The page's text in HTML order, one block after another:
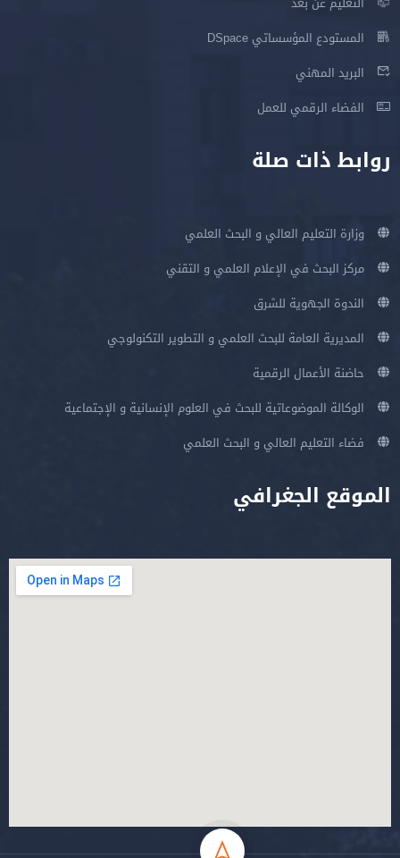
المستودع المؤسساتي DSpace
البريد المهني
الفضاء الرقمي للعمل
روابط ذات صلة
وزارة التعليم العالي و البحث العلمي
مركز البحث في الإعلام العلمي و التقني
الندوة الجهوية للشرق
المديرية العامة للبحث العلمي و التطوير التكنولوجي
حاضنة الأعمال الرقمية
الوكالة الموضوعاتية للبحث في العلوم الإنسانية و الإجتماعية
فضاء التعليم العالي و البحث العلمي
الموقع الجغرافي